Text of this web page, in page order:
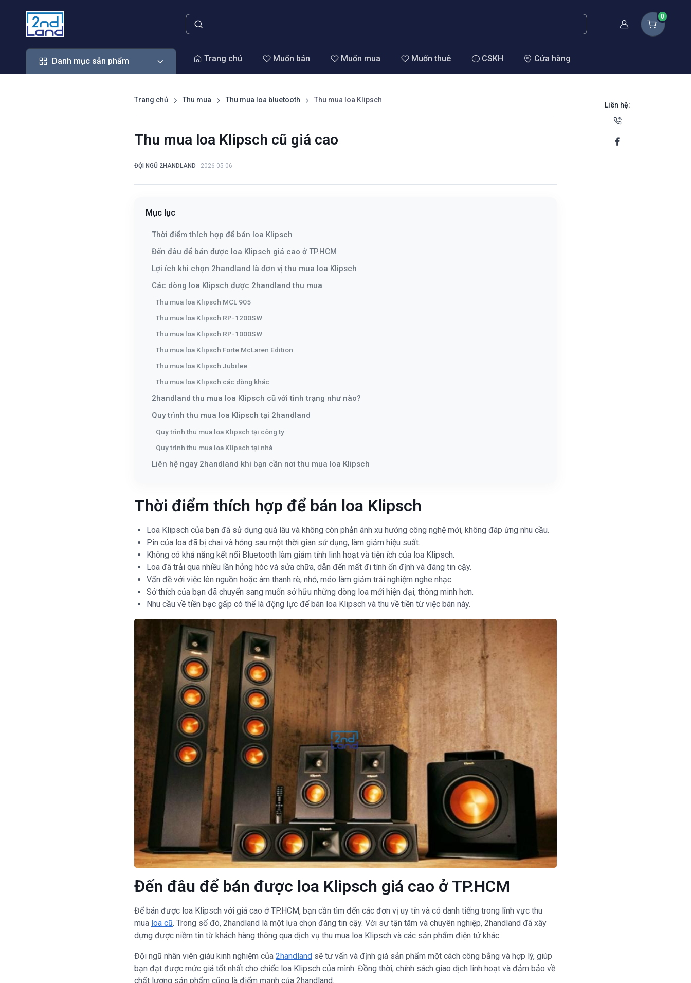
Thành viên
0
Danh mục sản phẩm
Danh mục sản phẩm Trang chủ Muốn bán Muốn mua Muốn thuê CSKH Cửa hàng
Trang chủ Thu mua Thu mua loa bluetooth Thu mua loa Klipsch
Thu mua loa Klipsch cũ giá cao
ĐỘI NGŨ 2HANDLAND 2026-05-06
Mục lục
Thời điểm thích hợp để bán loa Klipsch
Đến đâu để bán được loa Klipsch giá cao ở TP.HCM
Lợi ích khi chọn 2handland là đơn vị thu mua loa Klipsch
Các dòng loa Klipsch được 2handland thu mua
Thu mua loa Klipsch MCL 905
Thu mua loa Klipsch RP-1200SW
Thu mua loa Klipsch RP-1000SW
Thu mua loa Klipsch Forte McLaren Edition
Thu mua loa Klipsch Jubilee
Thu mua loa Klipsch các dòng khác
2handland thu mua loa Klipsch cũ với tình trạng như nào?
Quy trình thu mua loa Klipsch tại 2handland
Quy trình thu mua loa Klipsch tại công ty
Quy trình thu mua loa Klipsch tại nhà
Liên hệ ngay 2handland khi bạn cần nơi thu mua loa Klipsch
Thời điểm thích hợp để bán loa Klipsch
Loa Klipsch của bạn đã sử dụng quá lâu và không còn phản ánh xu hướng công nghệ mới, không đáp ứng nhu cầu.
Pin của loa đã bị chai và hỏng sau một thời gian sử dụng, làm giảm hiệu suất.
Không có khả năng kết nối Bluetooth làm giảm tính linh hoạt và tiện ích của loa Klipsch.
Loa đã trải qua nhiều lần hỏng hóc và sửa chữa, dẫn đến mất đi tính ổn định và đáng tin cậy.
Vấn đề với việc lên nguồn hoặc âm thanh rè, nhỏ, méo làm giảm trải nghiệm nghe nhạc.
Sở thích của bạn đã chuyển sang muốn sở hữu những dòng loa mới hiện đại, thông minh hơn.
Nhu cầu về tiền bạc gấp có thể là động lực để bán loa Klipsch và thu về tiền từ việc bán này.
Đến đâu để bán được loa Klipsch giá cao ở TP.HCM
Để bán được loa Klipsch với giá cao ở TP.HCM, bạn cần tìm đến các đơn vị uy tín và có danh tiếng trong lĩnh vực thu
mua loa cũ. Trong số đó, 2handland là một lựa chọn đáng tin cậy. Với sự tận tâm và chuyên nghiệp, 2handland đã xây
dựng được niềm tin từ khách hàng thông qua dịch vụ thu mua loa Klipsch và các sản phẩm điện tử khác.
Đội ngũ nhân viên giàu kinh nghiệm của2handland sẽ tư vấn và định giá sản phẩm một cách công bằng và hợp lý, giúp
bạn đạt được mức giá tốt nhất cho chiếc loa Klipsch của mình. Đồng thời, chính sách giao dịch linh hoạt và đảm bảo về
chất lượng sản phẩm cũng là điểm mạnh của 2handland.
Liên hệ: